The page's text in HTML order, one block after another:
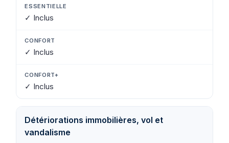
✓ Inclus
✓ Inclus
✓ Inclus
Détériorations immobilières, vol et
vandalisme